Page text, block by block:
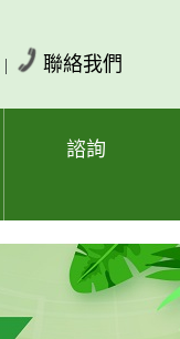
| 聯絡我們
諮詢